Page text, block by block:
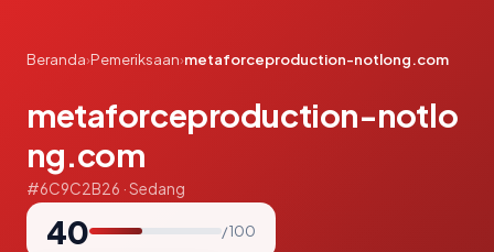
Beranda›Pemeriksaan›metaforceproduction-notlong.com
metaforceproduction-notlo
ng.com
#6C9C2B26 · Sedang
40 / 100